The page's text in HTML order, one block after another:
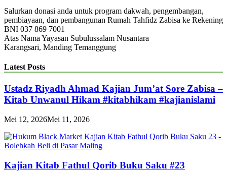
Salurkan donasi anda untuk program dakwah, pengembangan,
pembiayaan, dan pembangunan Rumah Tahfidz Zabisa ke Rekening
BNI 037 869 7001
Atas Nama Yayasan Subulussalam Nusantara
Karangsari, Manding Temanggung
Latest Posts
Ustadz Riyadh Ahmad Kajian Jum’at Sore Zabisa –
Kitab Unwanul Hikam #kitabhikam #kajianislami
Mei 12, 2026Mei 11, 2026
Kajian Kitab Fathul Qorib Buku Saku #23